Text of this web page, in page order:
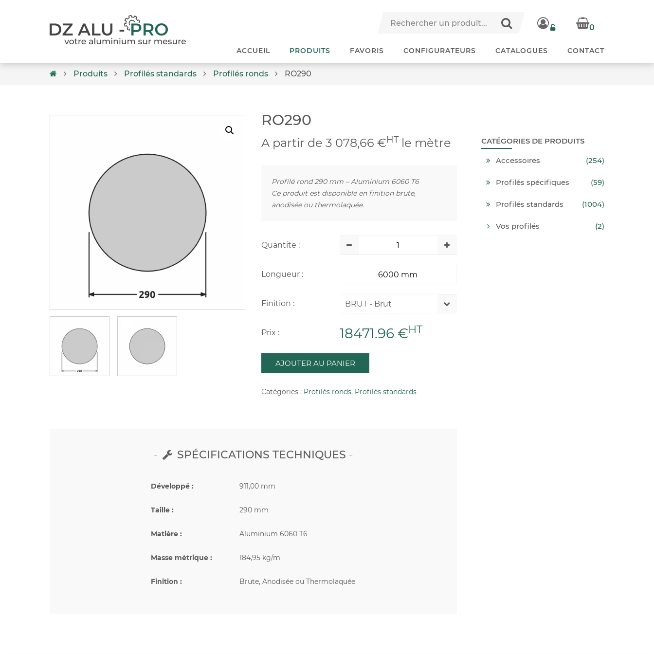
0
ACCUEIL PRODUITS FAVORIS CONFIGURATEURS CATALOGUES CONTACT
Produits Profilés standards Profilés ronds RO290
RO290
A partir de 3 078,66 €HT le mètre
Profilé rond 290 mm – Aluminium 6060 T6
Ce produit est disponible en finition brute,
anodisée ou thermolaquée.
Quantite :
Longueur :
Finition : BRUT - Brut
Prix : 18471.96 €HT
AJOUTER AU PANIER
Catégories : Profilés ronds, Profilés standards
SPÉCIFICATIONS TECHNIQUES
Développé : 911,00 mm
Taille : 290 mm
Matière : Aluminium 6060 T6
Masse métrique : 184,95 kg/m
Finition : Brute, Anodisée ou Thermolaquée
CATÉGORIES DE PRODUITS
Accessoires (254)
Profilés spécifiques (59)
Profilés standards (1004)
Vos profilés (2)